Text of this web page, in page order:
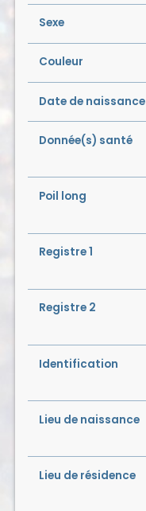
Sexe
Couleur
Date de naissance
Donnée(s) santé
Poil long
Registre 1
Registre 2
Identification
Lieu de naissance
Lieu de résidence